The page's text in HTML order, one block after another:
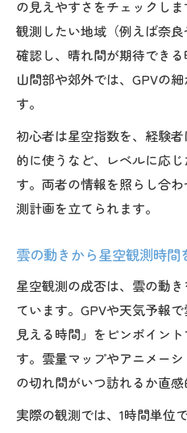
の見えやすさをチェックし
観測したい地域（例えば奈
確認し、晴れ間が期待でき
山間部や郊外では、GPVの
す。
初心者は星空指数を、経験
的に使うなど、レベルに応
す。両者の情報を照らし合
測計画を立てられます。
雲の動きから星空観測時間
星空観測の成否は、雲の動
ています。GPVや天気予報
見える時間」をピンポイン
す。雲量マップやアニメー
の切れ間がいつ訪れるか直感
実際の観測では、1時間単位